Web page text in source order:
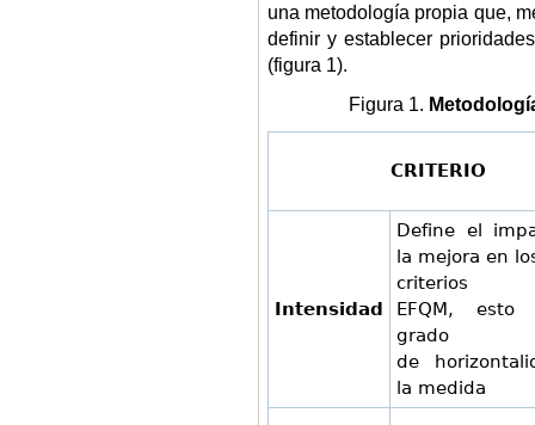
una metodología propia que,
definir y establecer
(figura 1).
Figura 1.
CRITERIO
Intensidad
Define el
la mejora en
criterios
EFQM,
grado
de
la medida